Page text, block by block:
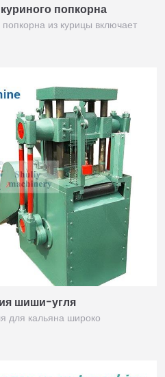
попкорна
из курицы включает
шиши-угля
для кальяна широко